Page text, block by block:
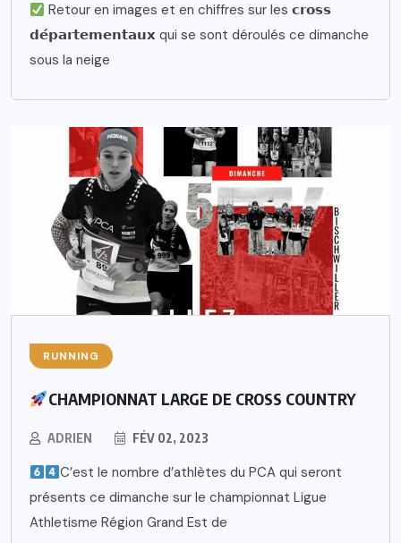
Retour en images et en chiffres sur les 𝗰𝗿𝗼𝘀𝘀
𝗱𝗲́𝗽𝗮𝗿𝘁𝗲𝗺𝗲𝗻𝘁𝗮𝘂𝘅 qui se sont déroulés ce dimanche
sous la neige
RUNNING
CHAMPIONNAT LARGE DE CROSS COUNTRY
ADRIEN FÉV 02, 2023
C’est le nombre d’athlètes du PCA qui seront
présents ce dimanche sur le championnat Ligue
Athletisme Région Grand Est de